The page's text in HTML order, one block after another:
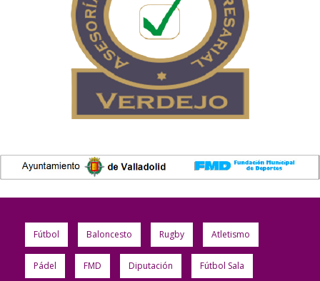
Fútbol Baloncesto Rugby Atletismo
Pádel FMD Diputación Fútbol Sala